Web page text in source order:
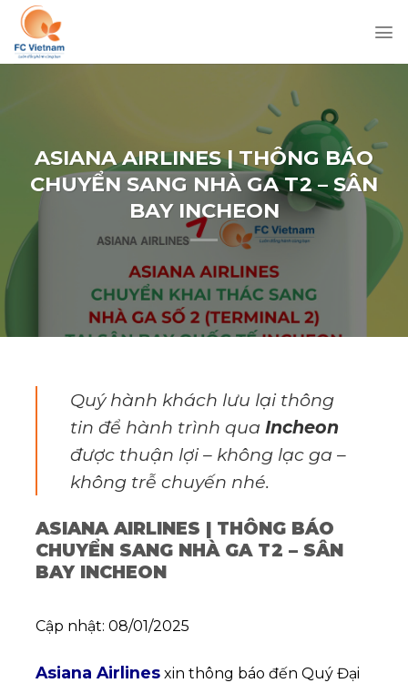
Chuyển
đến
nội
ASIANA AIRLINES | THÔNG BÁO
CHUYỂN SANG NHÀ GA T2 – SÂN
BAY INCHEON
Quý hành khách lưu lại thông
tin để hành trình qua Incheon
được thuận lợi – không lạc ga –
không trễ chuyến nhé.
ASIANA AIRLINES | THÔNG BÁO
CHUYỂN SANG NHÀ GA T2 – SÂN
BAY INCHEON
Cập nhật: 08/01/2025
Asiana Airlines xin thông báo đến Quý Đại